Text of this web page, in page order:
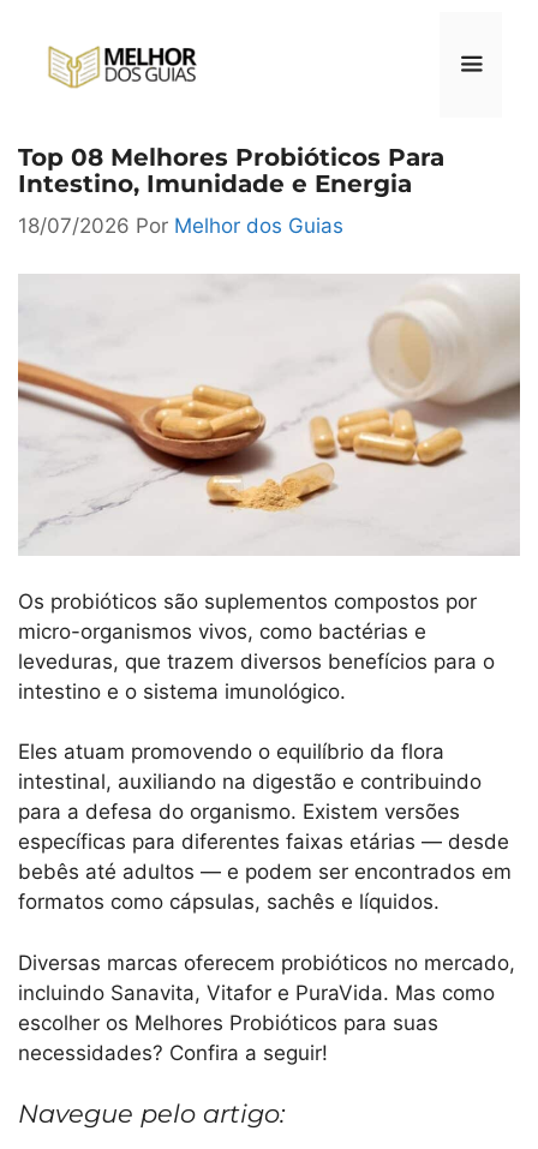
Top 08 Melhores Probióticos Para
Intestino, Imunidade e Energia
18/07/2026 Por Melhor dos Guias
Os probióticos são suplementos compostos por
micro-organismos vivos, como bactérias e
leveduras, que trazem diversos benefícios para o
intestino e o sistema imunológico.
Eles atuam promovendo o equilíbrio da flora
intestinal, auxiliando na digestão e contribuindo
para a defesa do organismo. Existem versões
específicas para diferentes faixas etárias — desde
bebês até adultos — e podem ser encontrados em
formatos como cápsulas, sachês e líquidos.
Diversas marcas oferecem probióticos no mercado,
incluindo Sanavita, Vitafor e PuraVida. Mas como
escolher os Melhores Probióticos para suas
necessidades? Confira a seguir!
Navegue pelo artigo: